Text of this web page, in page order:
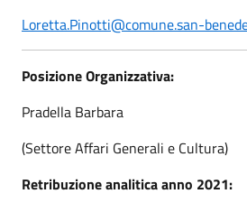
Loretta.Pinotti@comune.san-
Posizione Organizzativa:
Pradella Barbara
(Settore Affari Generali e Cultura)
Retribuzione analitica anno 2021: